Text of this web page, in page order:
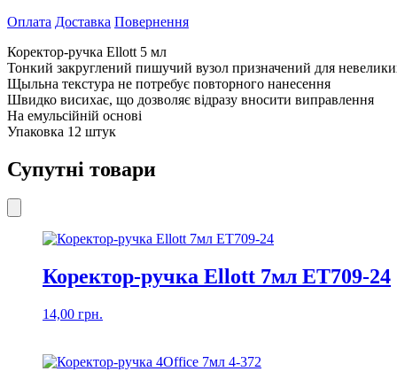
Оплата Доставка Повернення
Коректор-ручка Ellott 5 мл
Тонкий закруглений пишучий вузол призначений для
Щыльна текстура не потребує повторного нанесення
Швидко висихає, що дозволяє відразу вносити виправлення
На емульсійній основі
Упаковка 12 штук
Супутні товари
Коректор-ручка Ellott 7мл ET709-24
14,00 грн.